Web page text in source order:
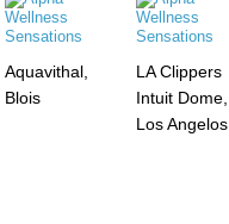
Aquavithal,
Blois
LA Clippers
Intuit Dome,
Los Angelos